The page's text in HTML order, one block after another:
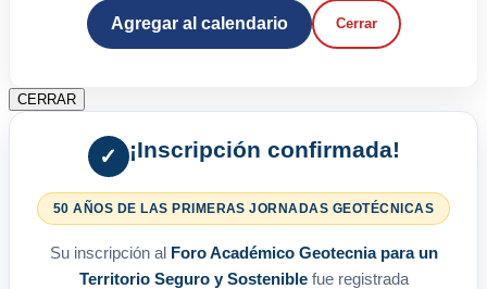
Agregar al calendario Cerrar
CERRAR
✓ ¡Inscripción confirmada!
50 AÑOS DE LAS PRIMERAS JORNADAS GEOTÉCNICAS
Su inscripción al Foro Académico Geotecnia para un
Territorio Seguro y Sosteniblefue registrada